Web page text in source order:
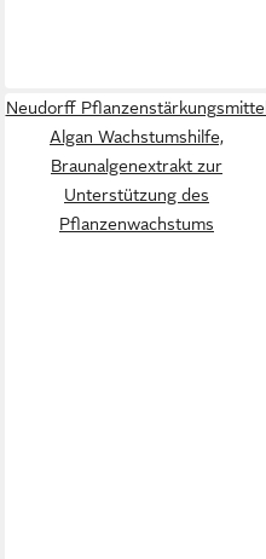
Neudorff Pflanzenstärkungsmittel
Algan Wachstumshilfe,
Braunalgenextrakt zur
Unterstützung des
Pflanzenwachstums